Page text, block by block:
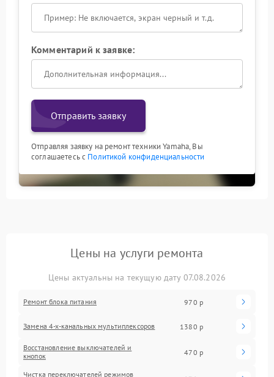
Комментарий к заявке:
Отправить заявку
Отправляя заявку на ремонт техники Yamaha, Вы
соглашаетесь с Политикой конфиденциальности
Цены на услуги ремонта
Цены актуальны на текущую дату 07.08.2026
Ремонт блока питания 970 р
Замена 4-х-канальных мультиплексоров 1380 р
Восстановление выключателей и
кнопок
470 р
Чистка переключателей режимов